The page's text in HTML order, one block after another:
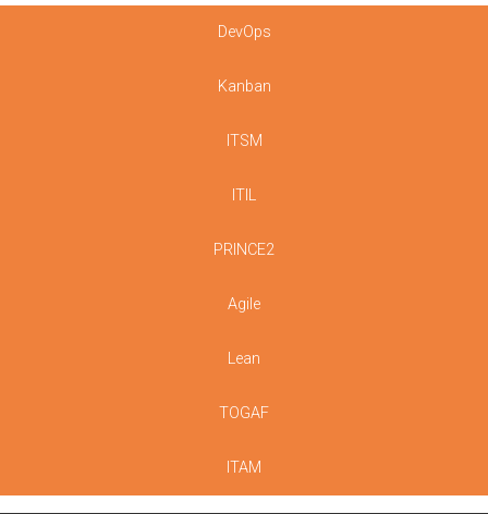
DevOps
Kanban
ITSM
ITIL
PRINCE2
Agile
Lean
TOGAF
ITAM